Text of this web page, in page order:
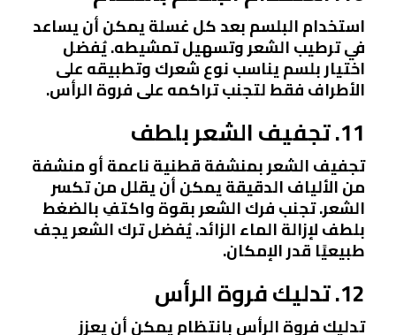
استخدام البلسم بعد كل غسلة يمكن أن يساعد
في ترطيب الشعر وتسهيل تمشيطه. يُفضل
اختيار بلسم يناسب نوع شعرك وتطبيقه على
الأطراف فقط لتجنب تراكمه على فروة الرأس.
11. تجفيف الشعر بلطف
تجفيف الشعر بمنشفة قطنية ناعمة أو منشفة
من الألياف الدقيقة يمكن أن يقلل من تكسر
الشعر. تجنب فرك الشعر بقوة واكتفِ بالضغط
بلطف لإزالة الماء الزائد. يُفضل ترك الشعر يجف
طبيعيًا قدر الإمكان.
12. تدليك فروة الرأس
تدليك فروة الرأس بانتظام يمكن أن يعزز